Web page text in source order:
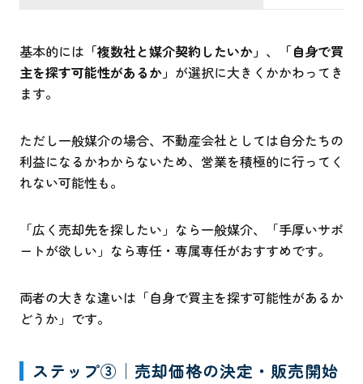
基本的には 「複数社と媒介契約したいか」 、
「自身で買
主を探す可能性があるか」 が選択に大きくかかわってき
ます。
ただし一般媒介の場合、不動産会社としては自分たちの
利益になるかわからないため、営業を積極的に行ってく
れない可能性も。
「広く売却先を探したい」なら一般媒介、「手厚いサポ
ートが欲しい」なら専任・専属専任がおすすめです。
両者の大きな違いは「自身で買主を探す可能性があるか
どうか」です。
ステップ③│売却価格の決定・販売開始